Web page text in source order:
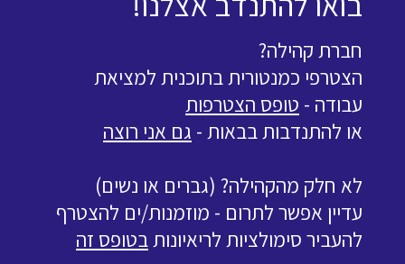
חברת קהילה?
הצטרפי כמנטורית בתוכנית למציאת
עבודה - טופס הצטרפות
או להתנדבות בבאות - גם אני רוצה
לא חלק מהקהילה? (גברים או נשים)
עדיין אפשר לתרום - מוזמנות/ים להצטרף
להעביר סימולציות לריאיונותבטופס זה